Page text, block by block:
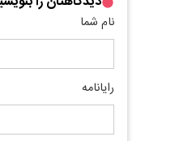
نام شما
رایانامه